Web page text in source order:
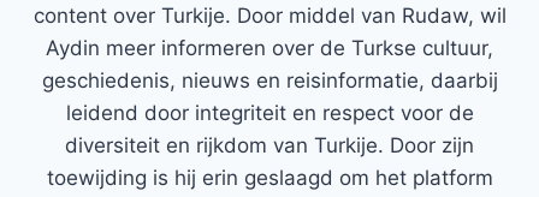
content over Turkije. Door middel van Rudaw, wil
Aydin meer informeren over de Turkse cultuur,
geschiedenis, nieuws en reisinformatie, daarbij
leidend door integriteit en respect voor de
diversiteit en rijkdom van Turkije. Door zijn
toewijding is hij erin geslaagd om het platform